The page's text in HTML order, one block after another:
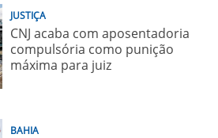
JUSTIÇA
CNJ acaba com aposentadoria
compulsória como punição
máxima para juiz
BAHIA